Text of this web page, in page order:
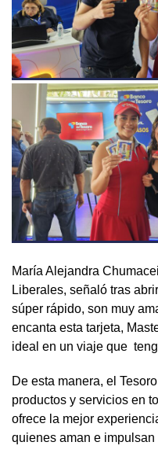
María Alejandra
Liberales, señaló tras
súper rápido, son muy
encanta esta tarjeta,
ideal en un viaje que
De esta manera, el
productos y servicios en
ofrece la mejor
quienes aman e impulsan